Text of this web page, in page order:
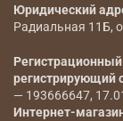
Юридический
Радиальная 11Б,
регистрирующий
— 193666647,
Интернет-